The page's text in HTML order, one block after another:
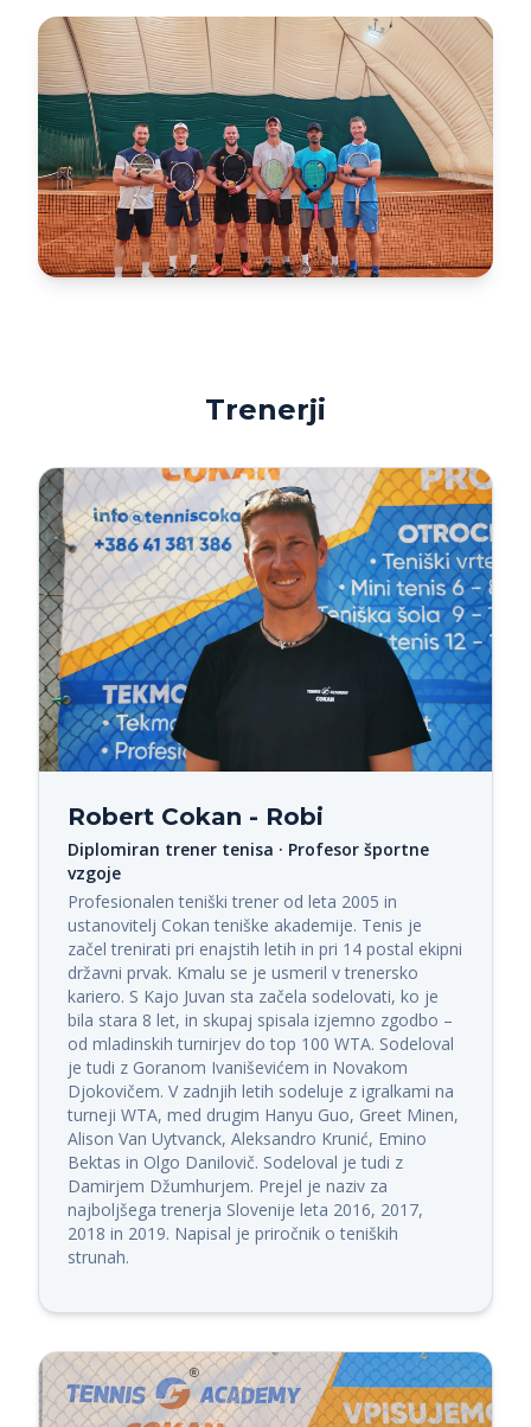
Trenerji
Robert Cokan - Robi
Diplomiran trener tenisa · Profesor športne
vzgoje
Profesionalen teniški trener od leta 2005 in
ustanovitelj Cokan teniške akademije. Tenis je
začel trenirati pri enajstih letih in pri 14 postal ekipni
državni prvak. Kmalu se je usmeril v trenersko
kariero. S Kajo Juvan sta začela sodelovati, ko je
bila stara 8 let, in skupaj spisala izjemno zgodbo –
od mladinskih turnirjev do top 100 WTA. Sodeloval
je tudi z Goranom Ivaniševićem in Novakom
Djokovičem. V zadnjih letih sodeluje z igralkami na
turneji WTA, med drugim Hanyu Guo, Greet Minen,
Alison Van Uytvanck, Aleksandro Krunić, Emino
Bektas in Olgo Danilovič. Sodeloval je tudi z
Damirjem Džumhurjem. Prejel je naziv za
najboljšega trenerja Slovenije leta 2016, 2017,
2018 in 2019. Napisal je priročnik o teniških
strunah.